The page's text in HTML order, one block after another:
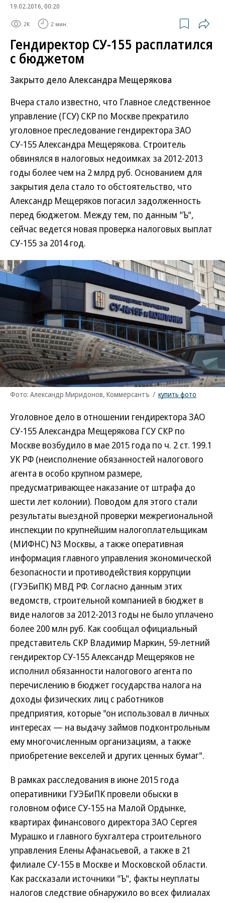
19.02.2016, 00:20
2K 2 мин.
Гендиректор СУ-155 расплатился
с бюджетом
Закрыто дело Александра Мещерякова
Вчера стало известно, что Главное следственное
управление (ГСУ) СКР по Москве прекратило
уголовное преследование гендиректора ЗАО
СУ-155 Александра Мещерякова. Строитель
обвинялся в налоговых недоимках за 2012-2013
годы более чем на 2 млрд руб. Основанием для
закрытия дела стало то обстоятельство, что
Александр Мещеряков погасил задолженность
перед бюджетом. Между тем, по данным "Ъ",
сейчас ведется новая проверка налоговых выплат
СУ-155 за 2014 год.
Фото: Александр Миридонов, Коммерсантъ / купить фото
Уголовное дело в отношении гендиректора ЗАО
СУ-155 Александра Мещерякова ГСУ СКР по
Москве возбудило в мае 2015 года по ч. 2 ст. 199.1
УК РФ (неисполнение обязанностей налогового
агента в особо крупном размере,
предусматривающее наказание от штрафа до
шести лет колонии). Поводом для этого стали
результаты выездной проверки межрегиональной
инспекции по крупнейшим налогоплательщикам
(МИФНС) N3 Москвы, а также оперативная
информация главного управления экономической
безопасности и противодействия коррупции
(ГУЭБиПК) МВД РФ. Согласно данным этих
ведомств, строительной компанией в бюджет в
виде налогов за 2012-2013 годы не было уплачено
более 200 млн руб. Как сообщал официальный
представитель СКР Владимир Маркин, 59-летний
гендиректор СУ-155 Александр Мещеряков не
исполнил обязанности налогового агента по
перечислению в бюджет государства налога на
доходы физических лиц с работников
предприятия, которые "он использовал в личных
интересах — на выдачу займов подконтрольным
ему многочисленным организациям, а также
приобретение векселей и других ценных бумаг".
В рамках расследования в июне 2015 года
оперативники ГУЭБиПК провели обыски в
головном офисе СУ-155 на Малой Ордынке,
квартирах финансового директора ЗАО Сергея
Мурашко и главного бухгалтера строительного
управления Елены Афанасьевой, а также в 21
филиале СУ-155 в Москве и Московской области.
Как рассказали источники "Ъ", факты неуплаты
налогов следствие обнаружило во всех филиалах